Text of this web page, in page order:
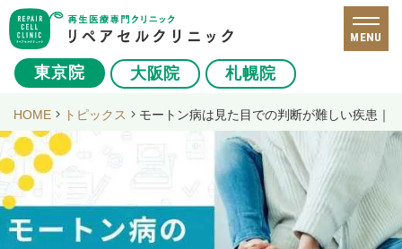
東京院 大阪院 札幌院
MENU
HOME トピックス モートン病は見た目での判断が難しい疾患｜